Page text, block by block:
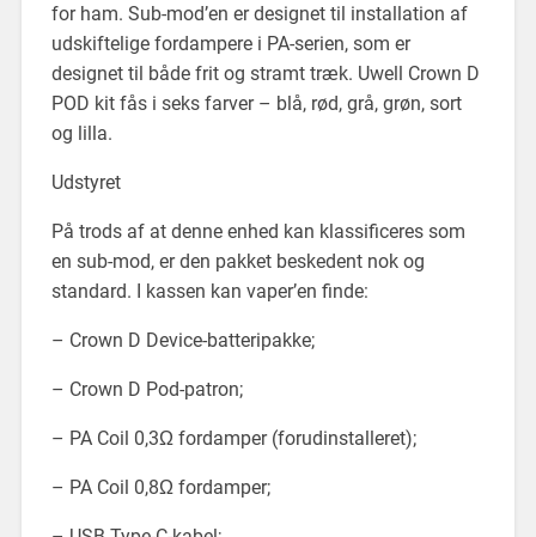
for ham. Sub-mod’en er designet til installation af
udskiftelige fordampere i PA-serien, som er
designet til både frit og stramt træk. Uwell Crown D
POD kit fås i seks farver – blå, rød, grå, grøn, sort
og lilla.
Udstyret
På trods af at denne enhed kan klassificeres som
en sub-mod, er den pakket beskedent nok og
standard. I kassen kan vaper’en finde:
– Crown D Device-batteripakke;
– Crown D Pod-patron;
– PA Coil 0,3Ω fordamper (forudinstalleret);
– PA Coil 0,8Ω fordamper;